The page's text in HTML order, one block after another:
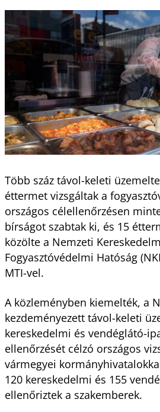
Több száz távol-keleti
éttermet vizsgáltak a
országos célellenőrzésen
bírságot szabtak ki, és 15
közölte a Nemzeti
Fogyasztóvédelmi Hatóság
MTI-vel.
A közleményben kiemelték, a
kezdeményezett távol-keleti
kereskedelmi és vendéglátó-
ellenőrzését célzó országos
vármegyei
120 kereskedelmi és 155
ellenőriztek a szakemberek.